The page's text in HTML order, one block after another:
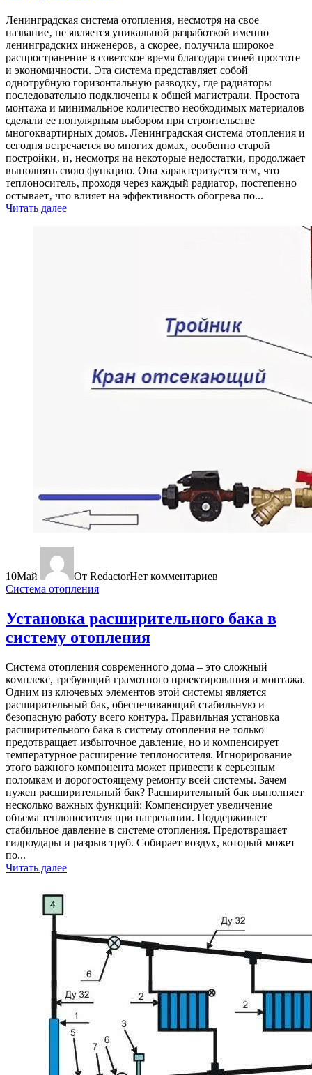
Ленинградская система отопления‚ несмотря на свое
название‚ не является уникальной разработкой именно
ленинградских инженеров‚ а скорее‚ получила широкое
распространение в советское время благодаря своей простоте
и экономичности. Эта система представляет собой
однотрубную горизонтальную разводку‚ где радиаторы
последовательно подключены к общей магистрали. Простота
монтажа и минимальное количество необходимых материалов
сделали ее популярным выбором при строительстве
многоквартирных домов. Ленинградская система отопления и
сегодня встречается во многих домах‚ особенно старой
постройки‚ и‚ несмотря на некоторые недостатки‚ продолжает
выполнять свою функцию. Она характеризуется тем‚ что
теплоноситель‚ проходя через каждый радиатор‚ постепенно
остывает‚ что влияет на эффективность обогрева по...
Читать далее
10Май От RedactorНет комментариев
Система отопления
Установка расширительного бака в
систему отопления
Система отопления современного дома – это сложный
комплекс, требующий грамотного проектирования и монтажа.
Одним из ключевых элементов этой системы является
расширительный бак, обеспечивающий стабильную и
безопасную работу всего контура. Правильная установка
расширительного бака в систему отопления не только
предотвращает избыточное давление, но и компенсирует
температурное расширение теплоносителя. Игнорирование
этого важного компонента может привести к серьезным
поломкам и дорогостоящему ремонту всей системы. Зачем
нужен расширительный бак? Расширительный бак выполняет
несколько важных функций: Компенсирует увеличение
объема теплоносителя при нагревании. Поддерживает
стабильное давление в системе отопления. Предотвращает
гидроудары и разрыв труб. Собирает воздух, который может
по...
Читать далее